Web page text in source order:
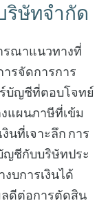
ษัทจำกัด
ณาแนวทางที่
รจัดการการ
ร์บัญชีที่ตอบโจทย์
แผนภาษีที่เข้ม
นที่เจาะลึก การ
ญชีกับบริษัทประ
บการเงินได้
ลดีต่อการตัดสิน